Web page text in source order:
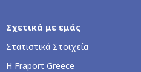
Σχετικά με εμάς
Στατιστικά Στοιχεία
Η Fraport Greece